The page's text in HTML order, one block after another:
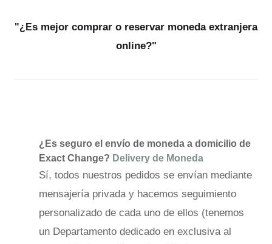
"¿Es mejor comprar o reservar moneda extranjera
online?"
¿Es seguro el envío de moneda a domicilio de
Exact Change? Delivery de Moneda
Sí, todos nuestros pedidos se envían mediante
mensajería privada y hacemos seguimiento
personalizado de cada uno de ellos (tenemos
un Departamento dedicado en exclusiva al